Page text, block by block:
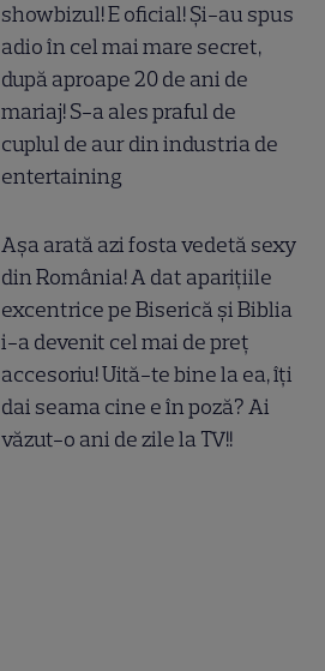
showbizul! E oficial! Și-au spus
adio în cel mai mare secret,
după aproape 20 de ani de
mariaj! S-a ales praful de
cuplul de aur din industria de
entertaining
Așa arată azi fosta vedetă sexy
din România! A dat aparițiile
excentrice pe Biserică și Biblia
i-a devenit cel mai de preț
accesoriu! Uită-te bine la ea, îți
dai seama cine e în poză? Ai
văzut-o ani de zile la TV!!